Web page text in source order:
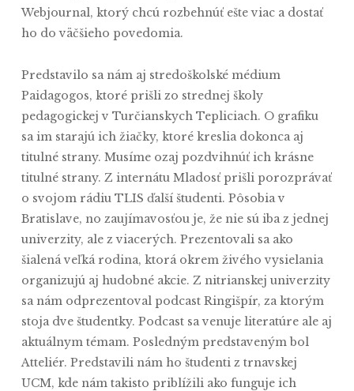
Webjournal, ktorý chcú rozbehnúť ešte viac a dostať
ho do väčšieho povedomia.
Predstavilo sa nám aj stredoškolské médium
Paidagogos, ktoré prišli zo strednej školy
pedagogickej v Turčianskych Tepliciach. O grafiku
sa im starajú ich žiačky, ktoré kreslia dokonca aj
titulné strany. Musíme ozaj pozdvihnúť ich krásne
titulné strany. Z internátu Mladosť prišli porozprávať
o svojom rádiu TLIS ďalší študenti. Pôsobia v
Bratislave, no zaujímavosťou je, že nie sú iba z jednej
univerzity, ale z viacerých. Prezentovali sa ako
šialená veľká rodina, ktorá okrem živého vysielania
organizujú aj hudobné akcie. Z nitrianskej univerzity
sa nám odprezentoval podcast Ringišpír, za ktorým
stoja dve študentky. Podcast sa venuje literatúre ale aj
aktuálnym témam. Posledným predstaveným bol
Atteliér. Predstavili nám ho študenti z trnavskej
UCM, kde nám takisto priblížili ako funguje ich